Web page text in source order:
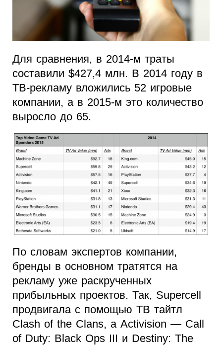
Для сравнения, в 2014-м траты
составили $427,4 млн. В 2014 году в
ТВ-рекламу вложились 52 игровые
компании, а в 2015-м это количество
выросло до 65.
По словам экспертов компании,
бренды в основном тратятся на
рекламу уже раскрученных
прибыльных проектов. Так, Supercell
продвигала с помощью ТВ тайтл
Clash of the Clans, а Activision — Call
of Duty: Black Ops III и Destiny: The